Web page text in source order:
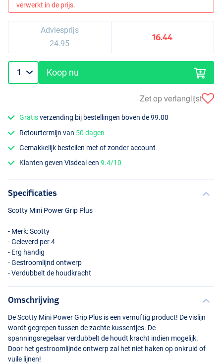
verwerkt in de prijs.
Adviesprijs
24.95
16.44
Koop nu
Zet op verlanglijst
Gratisverzending bij bestellingen boven de 99.00
Retourtermijn van 50 dagen
Gemakkelijk bestellen met of zonder account
Klanten geven Visdeal een9.4/10
Specificaties
Scotty Mini Power Grip Plus
- Merk: Scotty
- Geleverd per 4
- Erg handig
- Gestroomlijnd ontwerp
- Verdubbelt de houdkracht
Omschrijving
De Scotty Mini Power Grip Plus is een vernuftig product! De vislijn
wordt gegrepen tussen de zachte kussentjes. De
spanningsregelaar verdubbelt de houdt kracht indien mogelijk.
Door het gestroomlijnde ontwerp zal het niet haken op onkruid of
vuile lijnen!